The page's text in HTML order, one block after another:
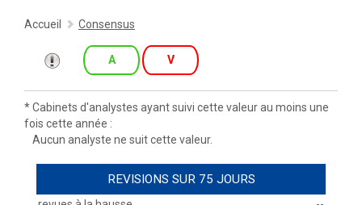
Accueil Consensus
A V
*Cabinets d'analystes ayant suivi cette valeur au moins une
fois cette année :
Aucun analyste ne suit cette valeur.
REVISIONS SUR 75 JOURS